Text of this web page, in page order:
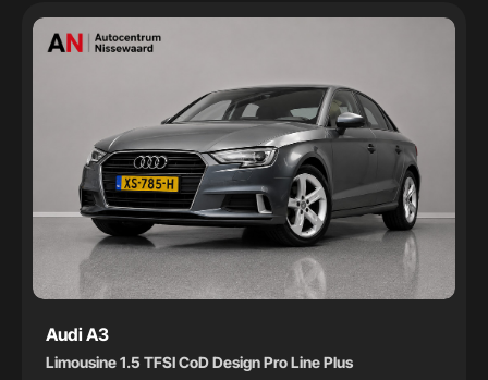
Handgeschakeld 32
Carrosserie
Carrosserie
Prijs (€)
-
Audi A3
Limousine 1.5 TFSI CoD Design Pro Line Plus